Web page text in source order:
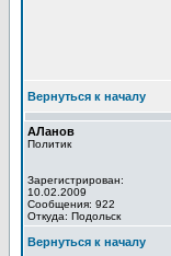
Вернуться к началу
АЛанов
Политик
Зарегистрирован:
10.02.2009
Сообщения: 922
Откуда: Подольск
Вернуться к началу